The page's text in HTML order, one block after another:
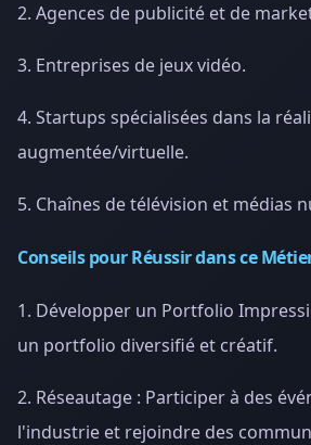
2. Agences de publicité et de
3. Entreprises de jeux vidéo.
4. Startups spécialisées dans la
augmentée/virtuelle.
5. Chaînes de télévision et médias
Conseils pour Réussir dans ce
1. Développer un Portfolio
un portfolio diversifié et créatif.
2. Réseautage : Participer à des
l'industrie et rejoindre des